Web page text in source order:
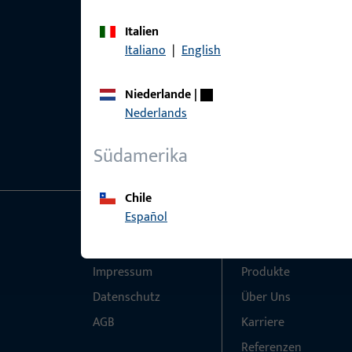
Italien
Italiano | English
Niederlande|
Nederlands
Südamerika
Chile
Español
Impressum
Datenschutz
AGB
Produkte
Über Uns
Karriere
Referenzen